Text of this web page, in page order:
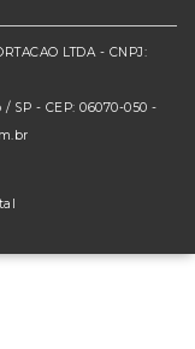
LTDA - CNPJ:
SP - CEP: 06070-050 -